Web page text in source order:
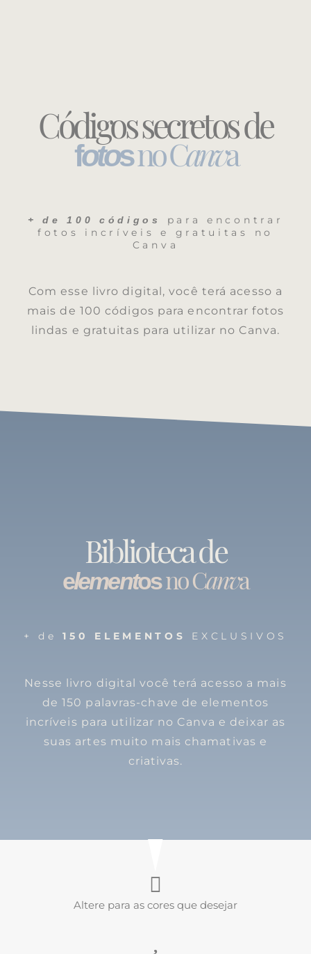
Códigos secretos de
fotosno Canva
+ de 100 códigos
para encontrar
fotos incríveis e gratuitas no
Canva
Com esse livro digital, você terá acesso a
mais de 100 códigos para encontrar fotos
lindas e gratuitas para utilizar no Canva.
Biblioteca de
elementosno Canva
+ de150 ELEMENTOS EXCLUSIVOS
Nesse livro digital você terá acesso a mais
de 150 palavras-chave de elementos
incríveis para utilizar no Canva e deixar as
suas artes muito mais chamativas e
criativas.
Altere para as cores que desejar